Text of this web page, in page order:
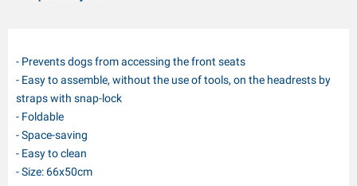
- Prevents dogs from accessing the front seats
- Easy to assemble, without the use of tools, on the headrests by
straps with snap-lock
- Foldable
- Space-saving
- Easy to clean
- Size: 66x50cm